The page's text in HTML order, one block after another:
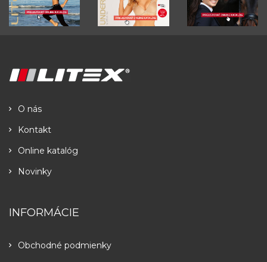
O nás
Kontakt
Online katalóg
Novinky
INFORMÁCIE
Obchodné podmienky